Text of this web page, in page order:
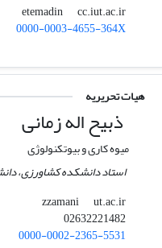
etemadin
cc.iut.ac.ir
0000-0003-4655-364X
هیات تحریریه
ذبیح اله زمانی
میوه کاری و بیوتکنولوژی
استاد دانشکده کشاورزی،
zzamani
ut.ac.ir
02632221482
0000-0002-2365-5531